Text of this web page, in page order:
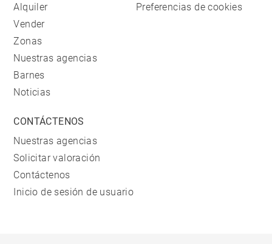
Alquiler
Vender
Zonas
Nuestras agencias
Barnes
Noticias
Preferencias de cookies
CONTÁCTENOS
Nuestras agencias
Solicitar valoración
Contáctenos
Inicio de sesión de usuario